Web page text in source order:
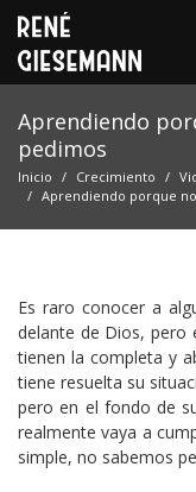
Aprendiendo
pedimos
Inicio Crecimiento
Aprendiendo porque
Es raro conocer a
delante de Dios, pero
tienen la completa y
tiene resuelta su
pero en el fondo de
realmente vaya a
simple, no sabemos